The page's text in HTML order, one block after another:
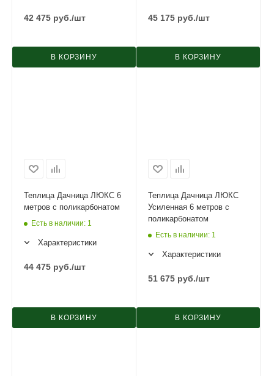
42 475 руб./шт
В КОРЗИНУ
45 175 руб./шт
В КОРЗИНУ
Теплица Дачница ЛЮКС 6
метров с поликарбонатом
Есть в наличии: 1
Характеристики
44 475 руб./шт
В КОРЗИНУ
Теплица Дачница ЛЮКС
Усиленная 6 метров с
поликарбонатом
Есть в наличии: 1
Характеристики
51 675 руб./шт
В КОРЗИНУ